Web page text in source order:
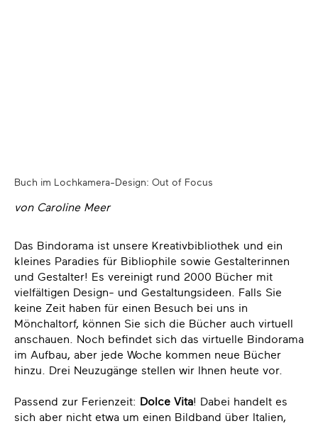
Buch im Lochkamera-Design: Out of Focus
von Caroline Meer
Das Bindorama ist unsere Kreativbibliothek und ein
kleines Paradies für Bibliophile sowie Gestalterinnen
und Gestalter! Es vereinigt rund 2000 Bücher mit
vielfältigen Design- und Gestaltungsideen. Falls Sie
keine Zeit haben für einen Besuch bei uns in
Mönchaltorf, können Sie sich die Bücher auch virtuell
anschauen. Noch befindet sich das virtuelle Bindorama
im Aufbau, aber jede Woche kommen neue Bücher
hinzu. Drei Neuzugänge stellen wir Ihnen heute vor.
Passend zur Ferienzeit: Dolce Vita! Dabei handelt es
sich aber nicht etwa um einen Bildband über Italien,